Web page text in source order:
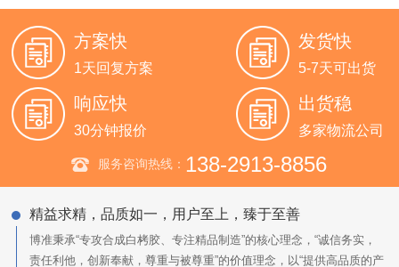
先支付30%定金，发货前支付全部的货款，这是对我
们工作的支持，您的及时付款，为我们节省了财务成
本，这也是我们一贯保持质优低价的原因，有您的参
与，让我们一起省钱吧！
方案快
1天回复方案
发货快
5-7天可出货
响应快
30分钟报价
出货稳
多家物流公司
服务咨询热线：138-2913-8856